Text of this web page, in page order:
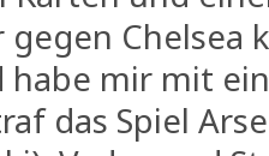
gegen
habe mir mit
das Spiel